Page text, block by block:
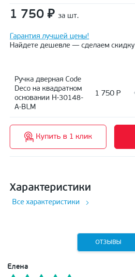
1 750 ₽ за шт.
Гарантия лучшей цены!
Найдете дешевле — сделаем скидку
Ручка дверная Code
Deco на квадратном
основании H-30148-
A-BLM
1 750 Р
Купить в 1 клик
Характеристики
Все характеристики
ОТЗЫВЫ
Елена